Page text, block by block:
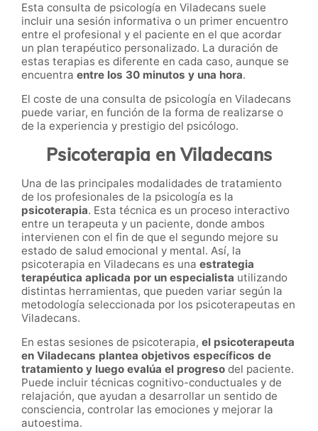
Esta consulta de psicología en Viladecans suele
incluir una sesión informativa o un primer encuentro
entre el profesional y el paciente en el que acordar
un plan terapéutico personalizado. La duración de
estas terapias es diferente en cada caso, aunque se
encuentra entre los 30 minutos y una hora.
El coste de una consulta de psicología en Viladecans
puede variar, en función de la forma de realizarse o
de la experiencia y prestigio del psicólogo.
Psicoterapia en Viladecans
Una de las principales modalidades de tratamiento
de los profesionales de la psicología es la
psicoterapia. Esta técnica es un proceso interactivo
entre un terapeuta y un paciente, donde ambos
intervienen con el fin de que el segundo mejore su
estado de salud emocional y mental. Así, la
psicoterapia en Viladecans es una estrategia
terapéutica aplicada por un especialista utilizando
distintas herramientas, que pueden variar según la
metodología seleccionada por los psicoterapeutas en
Viladecans.
En estas sesiones de psicoterapia, el psicoterapeuta
en Viladecans plantea objetivos específicos de
tratamiento y luego evalúa el progreso del paciente.
Puede incluir técnicas cognitivo-conductuales y de
relajación, que ayudan a desarrollar un sentido de
consciencia, controlar las emociones y mejorar la
autoestima.